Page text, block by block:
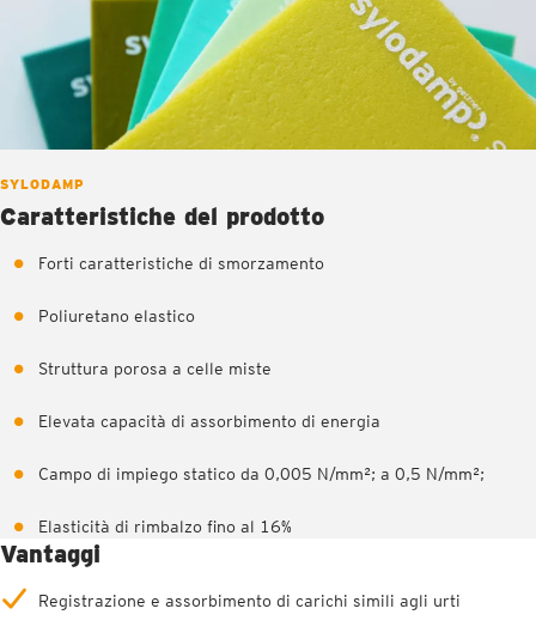
SYLODAMP
Caratteristiche del prodotto
Forti caratteristiche di smorzamento
Poliuretano elastico
Struttura porosa a celle miste
Elevata capacità di assorbimento di energia
Campo di impiego statico da 0,005 N/mm²; a 0,5 N/mm²;
Elasticità di rimbalzo fino al 16%
Vantaggi
Registrazione e assorbimento di carichi simili agli urti